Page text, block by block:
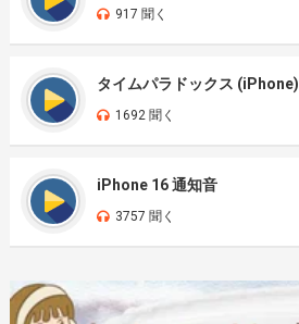
917 聞く
タイムパラドックス (iPhone)
1692 聞く
iPhone 16 通知音
3757 聞く